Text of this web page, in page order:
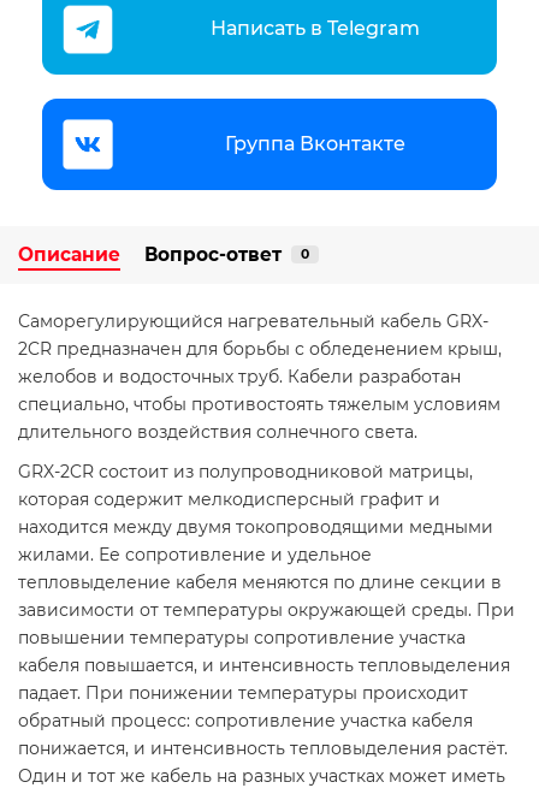
Написать в Telegram
Группа Вконтакте
Описание Вопрос-ответ 0
Саморегулирующийся нагревательный кабель GRX-
2CR предназначен для борьбы с обледенением крыш,
желобов и водосточных труб. Кабели разработан
специально, чтобы противостоять тяжелым условиям
длительного воздействия солнечного света.
GRX-2CR состоит из полупроводниковой матрицы,
которая содержит мелкодисперсный графит и
находится между двумя токопроводящими медными
жилами. Ее сопротивление и удельное
тепловыделение кабеля меняются по длине секции в
зависимости от температуры окружающей среды. При
повышении температуры сопротивление участка
кабеля повышается, и интенсивность тепловыделения
падает. При понижении температуры происходит
обратный процесс: сопротивление участка кабеля
понижается, и интенсивность тепловыделения растёт.
Один и тот же кабель на разных участках может иметь